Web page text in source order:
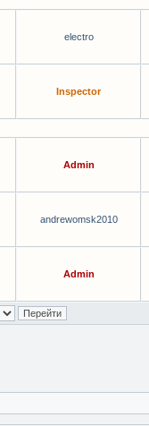
electro
Inspector
Admin
andrewomsk2010
Admin